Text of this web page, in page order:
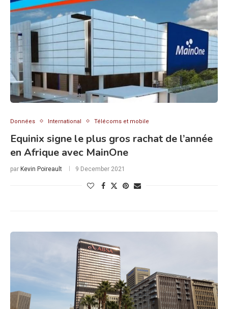
Données International Télécoms et mobile
Equinix signe le plus gros rachat de l’année
en Afrique avec MainOne
par Kevin Poireault 9 December 2021